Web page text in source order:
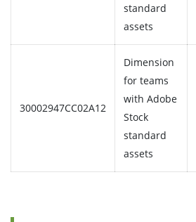
standard
assets
30002947CC02A12
Dimension
for teams
with Adobe
Stock
standard
assets